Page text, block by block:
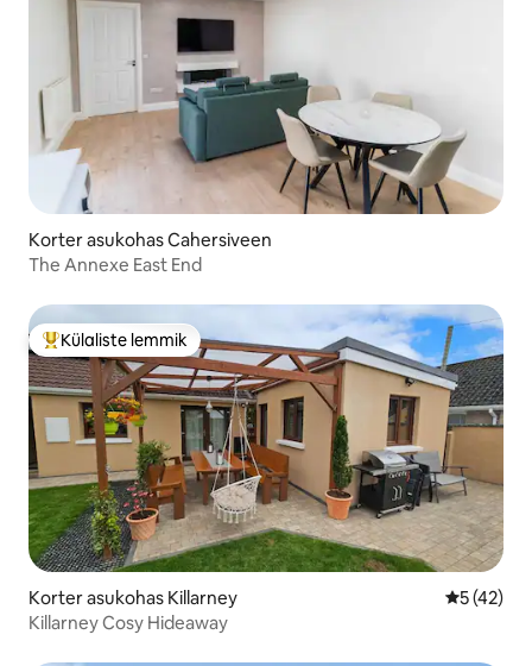
Korter asukohas Cahersiveen
The Annexe East End
Külaliste suur lemmik
Külaliste lemmik
Korter asukohas Killarney Keskmine
5 (42)
Killarney Cosy Hideaway